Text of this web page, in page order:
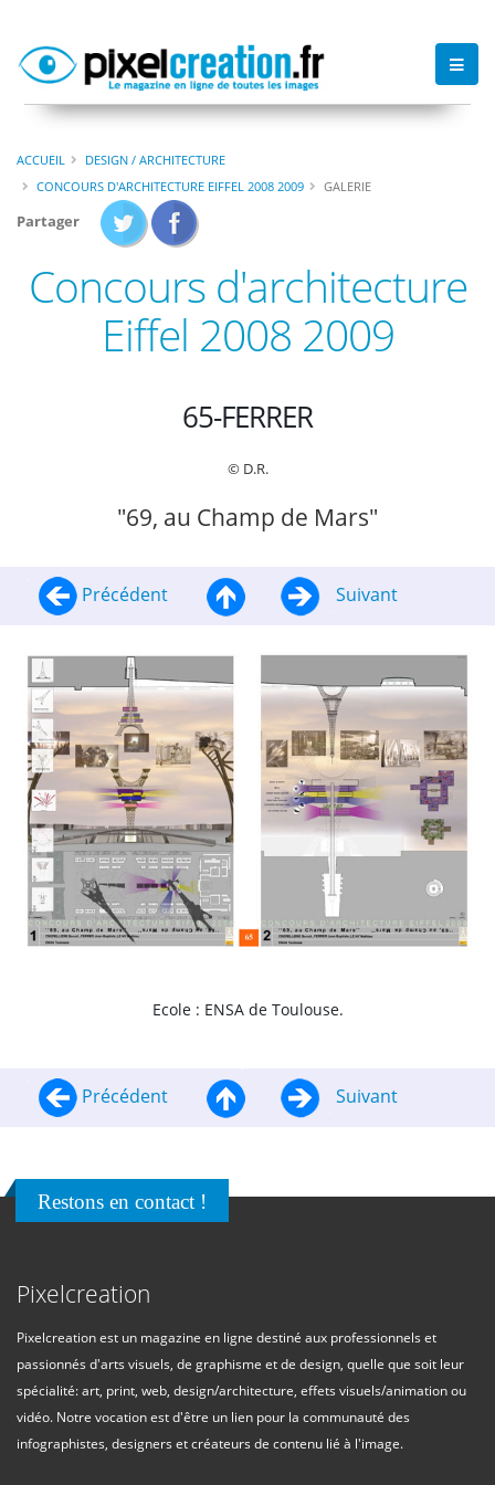
ACCUEIL
DESIGN / ARCHITECTURE
CONCOURS D'ARCHITECTURE EIFFEL 2008 2009
GALERIE
Partager
Concours d'architecture
Eiffel 2008 2009
65-FERRER
© D.R.
"69, au Champ de Mars"
Précédent Suivant
Ecole : ENSA de Toulouse.
Précédent Suivant
Restons en contact !
Pixelcreation
Pixelcreation est un magazine en ligne destiné aux professionnels et
passionnés d'arts visuels, de graphisme et de design, quelle que soit leur
spécialité: art, print, web, design/architecture, effets visuels/animation ou
vidéo. Notre vocation est d'être un lien pour la communauté des
infographistes, designers et créateurs de contenu lié à l'image.